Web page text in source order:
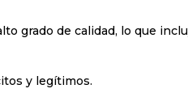
grado de calidad, lo que
y legítimos.